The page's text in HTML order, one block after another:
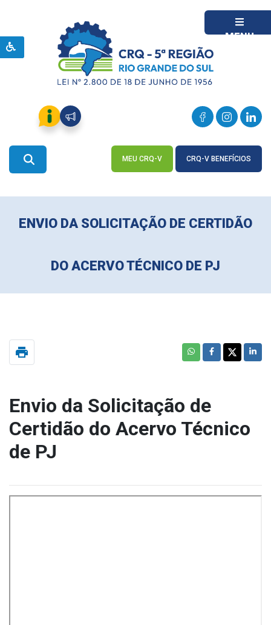
MENU
MEU CRQ-V CRQ-V BENEFÍCIOS
ENVIO DA SOLICITAÇÃO DE CERTIDÃO
DO ACERVO TÉCNICO DE PJ
print
Envio da Solicitação de
Certidão do Acervo Técnico
de PJ